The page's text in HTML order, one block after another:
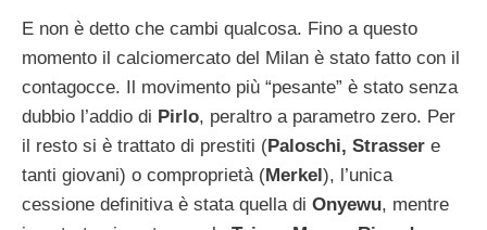
E non è detto che cambi qualcosa. Fino a questo
momento il calciomercato del Milan è stato fatto con il
contagocce. Il movimento più “pesante” è stato senza
dubbio l’addio di Pirlo, peraltro a parametro zero. Per
il resto si è trattato di prestiti (Paloschi, Strasser e
tanti giovani) o comproprietà (Merkel), l’unica
cessione definitiva è stata quella di Onyewu, mentre